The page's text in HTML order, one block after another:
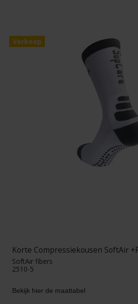
Verkoop
Korte Compressiekousen SoftAir
SoftAir fibers
2510-5
Bekijk hier de maattabel